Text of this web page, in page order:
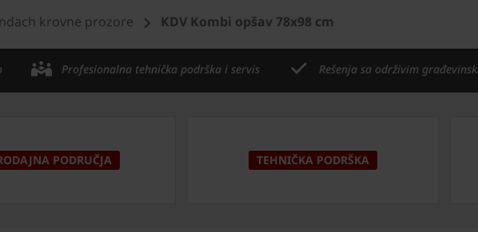
krovne prozore KDV Kombi opšav 78x98 cm
Profesionalna tehnička podrška i servis Rešenja sa održivim
PODRUČJA TEHNIČKA PODRŠKA